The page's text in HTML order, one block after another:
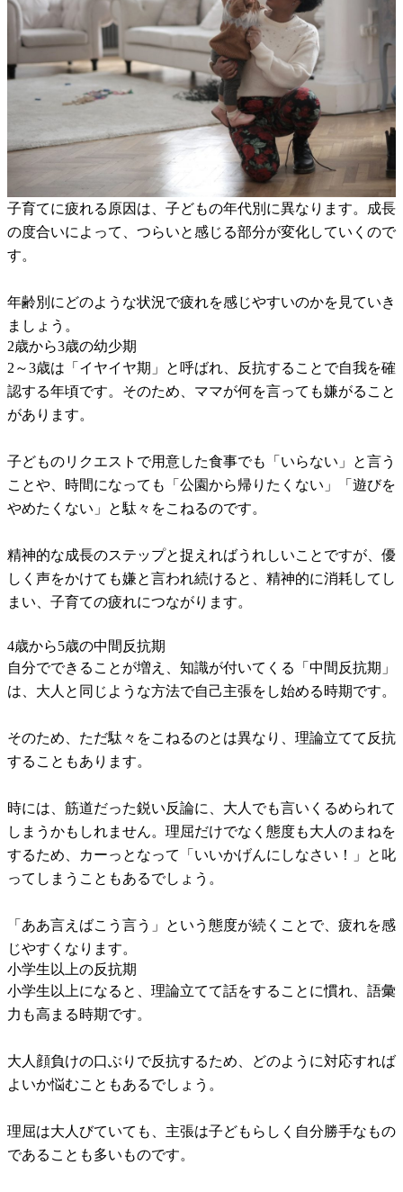
子育てに疲れる原因は、子どもの年代別に異なります。成長
の度合いによって、つらいと感じる部分が変化していくので
す。
年齢別にどのような状況で疲れを感じやすいのかを見ていき
ましょう。
2歳から3歳の幼少期
2～3歳は「イヤイヤ期」と呼ばれ、反抗することで自我を確
認する年頃です。そのため、ママが何を言っても嫌がること
があります。
子どものリクエストで用意した食事でも「いらない」と言う
ことや、時間になっても「公園から帰りたくない」「遊びを
やめたくない」と駄々をこねるのです。
精神的な成長のステップと捉えればうれしいことですが、優
しく声をかけても嫌と言われ続けると、精神的に消耗してし
まい、子育ての疲れにつながります。
4歳から5歳の中間反抗期
自分でできることが増え、知識が付いてくる「中間反抗期」
は、大人と同じような方法で自己主張をし始める時期です。
そのため、ただ駄々をこねるのとは異なり、理論立てて反抗
することもあります。
時には、筋道だった鋭い反論に、大人でも言いくるめられて
しまうかもしれません。理屈だけでなく態度も大人のまねを
するため、カーっとなって「いいかげんにしなさい！」と叱
ってしまうこともあるでしょう。
「ああ言えばこう言う」という態度が続くことで、疲れを感
じやすくなります。
小学生以上の反抗期
小学生以上になると、理論立てて話をすることに慣れ、語彙
力も高まる時期です。
大人顔負けの口ぶりで反抗するため、どのように対応すれば
よいか悩むこともあるでしょう。
理屈は大人びていても、主張は子どもらしく自分勝手なもの
であることも多いものです。